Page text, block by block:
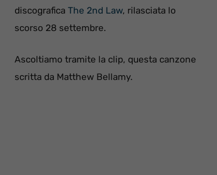
discografica The 2nd Law, rilasciata lo
scorso 28 settembre.
Ascoltiamo tramite la clip, questa canzone
scritta da Matthew Bellamy.